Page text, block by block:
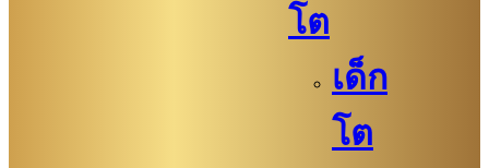
โต
เด็ก
โต